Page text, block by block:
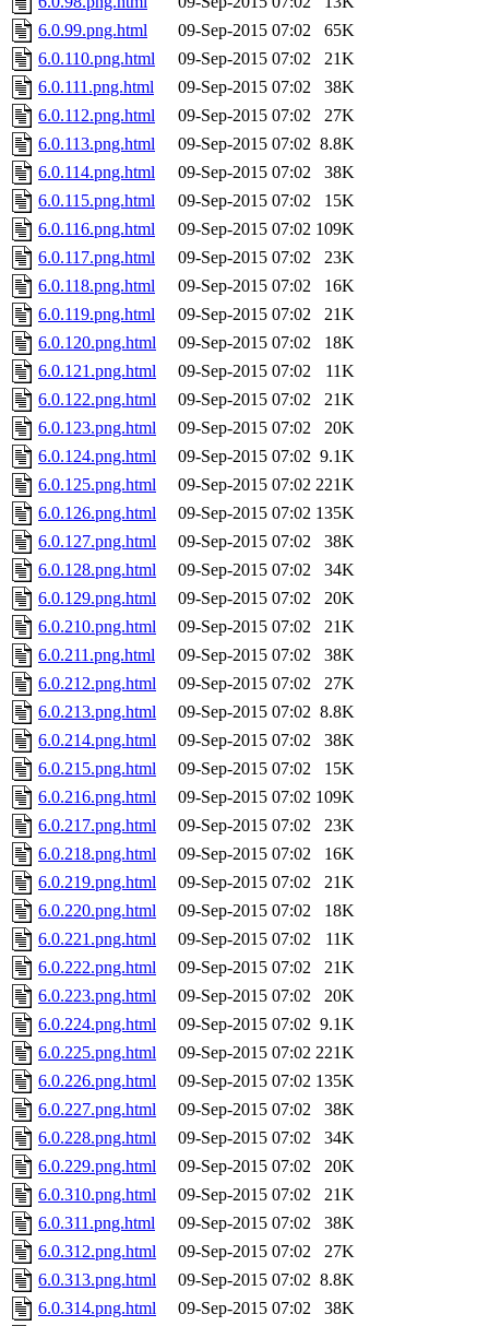
6.0.99.png.html
09-Sep-2015 07:02
65K
6.0.110.png.html
09-Sep-2015 07:02
21K
6.0.111.png.html
09-Sep-2015 07:02
38K
6.0.112.png.html
09-Sep-2015 07:02
27K
6.0.113.png.html
09-Sep-2015 07:02 8.8K
6.0.114.png.html
09-Sep-2015 07:02
38K
6.0.115.png.html
09-Sep-2015 07:02
15K
6.0.116.png.html
09-Sep-2015 07:02 109K
6.0.117.png.html
09-Sep-2015 07:02
23K
6.0.118.png.html
09-Sep-2015 07:02
16K
6.0.119.png.html
09-Sep-2015 07:02
21K
6.0.120.png.html
09-Sep-2015 07:02
18K
6.0.121.png.html
09-Sep-2015 07:02
11K
6.0.122.png.html
09-Sep-2015 07:02
21K
6.0.123.png.html
09-Sep-2015 07:02
20K
6.0.124.png.html
09-Sep-2015 07:02 9.1K
6.0.125.png.html
09-Sep-2015 07:02 221K
6.0.126.png.html
09-Sep-2015 07:02 135K
6.0.127.png.html
09-Sep-2015 07:02
38K
6.0.128.png.html
09-Sep-2015 07:02
34K
6.0.129.png.html
09-Sep-2015 07:02
20K
6.0.210.png.html
09-Sep-2015 07:02
21K
6.0.211.png.html
09-Sep-2015 07:02
38K
6.0.212.png.html
09-Sep-2015 07:02
27K
6.0.213.png.html
09-Sep-2015 07:02 8.8K
6.0.214.png.html
09-Sep-2015 07:02
38K
6.0.215.png.html
09-Sep-2015 07:02
15K
6.0.216.png.html
09-Sep-2015 07:02 109K
6.0.217.png.html
09-Sep-2015 07:02
23K
6.0.218.png.html
09-Sep-2015 07:02
16K
6.0.219.png.html
09-Sep-2015 07:02
21K
6.0.220.png.html
09-Sep-2015 07:02
18K
6.0.221.png.html
09-Sep-2015 07:02
11K
6.0.222.png.html
09-Sep-2015 07:02
21K
6.0.223.png.html
09-Sep-2015 07:02
20K
6.0.224.png.html
09-Sep-2015 07:02 9.1K
6.0.225.png.html
09-Sep-2015 07:02 221K
6.0.226.png.html
09-Sep-2015 07:02 135K
6.0.227.png.html
09-Sep-2015 07:02
38K
6.0.228.png.html
09-Sep-2015 07:02
34K
6.0.229.png.html
09-Sep-2015 07:02
20K
6.0.310.png.html
09-Sep-2015 07:02
21K
6.0.311.png.html
09-Sep-2015 07:02
38K
6.0.312.png.html
09-Sep-2015 07:02
27K
6.0.313.png.html
09-Sep-2015 07:02 8.8K
6.0.314.png.html
09-Sep-2015 07:02
38K